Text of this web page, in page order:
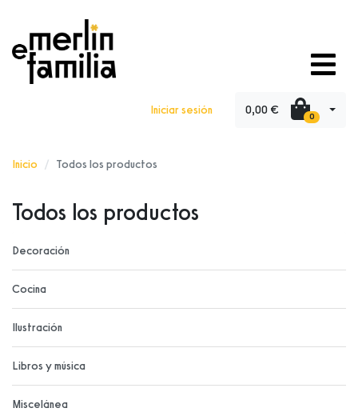
Iniciar sesión 0,00 € 0
Inicio Todos los productos
Todos los productos
Decoración
Cocina
Ilustración
Libros y música
Miscelánea